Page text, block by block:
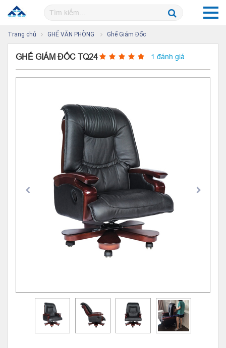
Trang chủ GHẾ VĂN PHÒNG Ghế Giám Đốc
GHẾ GIÁM ĐỐC TQ24 1 đánh giá